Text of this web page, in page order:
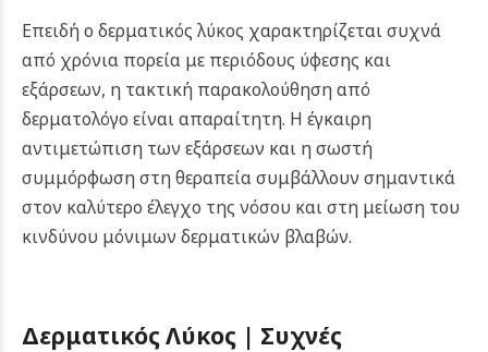
Επειδή ο δερματικός λύκος χαρακτηρίζεται συχνά
από χρόνια πορεία με περιόδους ύφεσης και
εξάρσεων, η τακτική παρακολούθηση από
δερματολόγο είναι απαραίτητη. Η έγκαιρη
αντιμετώπιση των εξάρσεων και η σωστή
συμμόρφωση στη θεραπεία συμβάλλουν σημαντικά
στον καλύτερο έλεγχο της νόσου και στη μείωση του
κινδύνου μόνιμων δερματικών βλαβών.
Δερματικός Λύκος | Συχνές